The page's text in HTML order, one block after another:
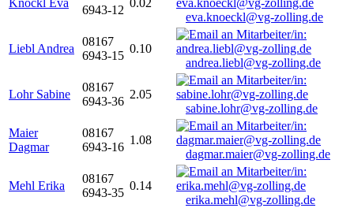
Knöckl Eva
6943-12
0.02
eva.knoeckl@vg-zolling.de
Liebl Andrea
08167
6943-15
0.10
andrea.liebl@vg-zolling.de
Lohr Sabine
08167
6943-36
2.05
sabine.lohr@vg-zolling.de
Maier
Dagmar
08167
6943-16
1.08
dagmar.maier@vg-zolling.de
Mehl Erika
08167
6943-35
0.14
erika.mehl@vg-zolling.de